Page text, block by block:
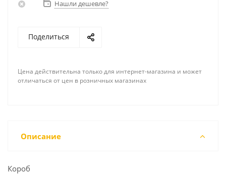
Нашли дешевле?
Поделиться
Цена действительна только для интернет-магазина и может
отличаться от цен в розничных магазинах
Описание
Короб